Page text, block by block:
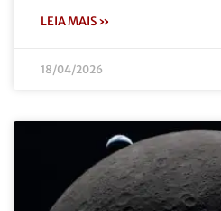
LEIA MAIS »
18/04/2026